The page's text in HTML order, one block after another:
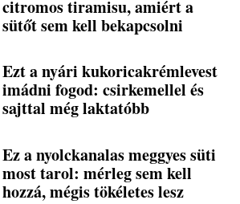
citromos tiramisu, amiért a
sütőt sem kell bekapcsolni
Ezt a nyári kukoricakrémlevest
imádni fogod: csirkemellel és
sajttal még laktatóbb
Ez a nyolckanalas meggyes süti
most tarol: mérleg sem kell
hozzá, mégis tökéletes lesz